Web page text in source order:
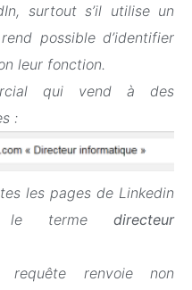
surtout s’il utilise un
possible d’identifier
leur fonction.
qui vend à des
:
les pages de Linkedin
le terme directeur
renvoie non